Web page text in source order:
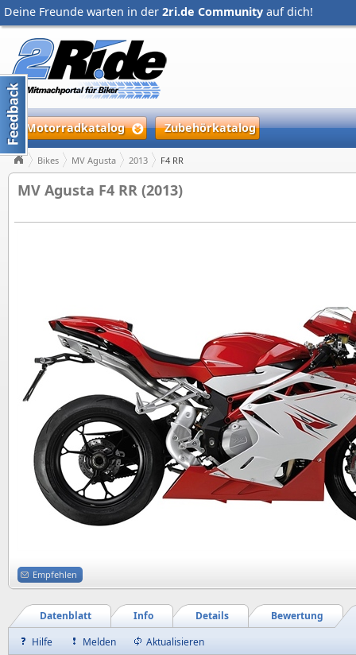
Deine Freunde warten in der 2ri.de Community auf dich!
Motorradkatalog Zubehörkatalog
Bikes MV Agusta 2013 F4 RR
MV Agusta F4 RR (2013)
Empfehlen
Bewertung
Details
Info
Datenblatt
Hilfe
Melden Aktualisieren